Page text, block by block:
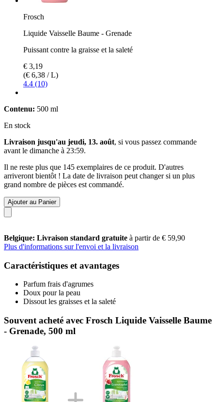
Frosch
Liquide Vaisselle Baume - Grenade
Puissant contre la graisse et la saleté
€ 3,19
(€ 6,38 / L)
4.4 (10)
Contenu: 500 ml
En stock
Livraison jusqu'au jeudi, 13. août, si vous passez commande
avant le dimanche à 23:59.
Il ne reste plus que 145 exemplaires de ce produit. D'autres
arriveront bientôt ! La date de livraison peut changer si un plus
grand nombre de pièces est commandé.
Ajouter au Panier
Belgique: Livraison standard gratuite à partir de € 59,90
Plus d'informations sur l'envoi et la livraison
Caractéristiques et avantages
Parfum frais d'agrumes
Doux pour la peau
Dissout les graisses et la saleté
Souvent acheté avec Frosch Liquide Vaisselle Baume
- Grenade, 500 ml